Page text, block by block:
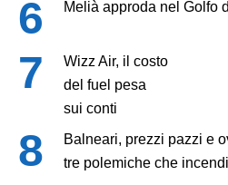
Melià approda nel Golfo
Wizz Air, il costo
del fuel pesa
sui conti
Balneari, prezzi pazzi e
tre polemiche che